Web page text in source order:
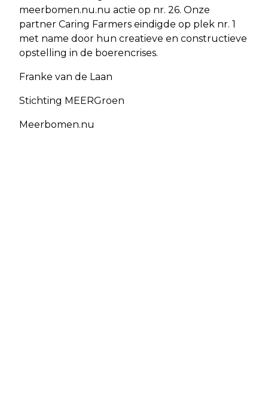
meerbomen.nu.nu actie op nr. 26. Onze
partner Caring Farmers eindigde op plek nr. 1
met name door hun creatieve en constructieve
opstelling in de boerencrises.
Franke van de Laan
Stichting MEERGroen
Meerbomen.nu